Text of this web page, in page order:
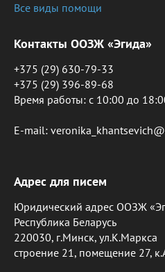
Все виды помощи
Контакты ООЗЖ «Эгида»
+375 (29) 630-79-33
+375 (29) 396-89-68
Время работы: c 10:00 до
E-mail:
Адрес для писем
Юридический адрес ООЗЖ
Республика Беларусь
220030, г.Минск, ул.К.Маркса
строение 21, помещение 27,